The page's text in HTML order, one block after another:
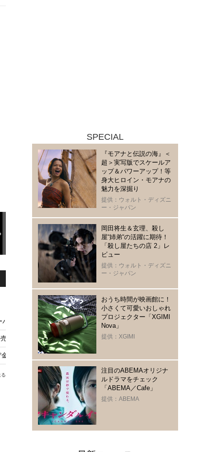
ッグ＆ソックスなどが発売
かぼちゃやバックビークをデザイン【メイキング・オブ・ハリー・ポッ
箱に!?「Afternoon Tea LIVING」7月22日から発売開始
SPECIAL
『モアナと伝説の海』＜
超＞実写版でスケールア
ップ＆パワーアップ！等
身大ヒロイン・モアナの
魅力を深掘り
提供：ウォルト・ディズニ
ー・ジャパン
岡田将生＆玄理、殺し
屋“姉弟“の活躍に期待！
「殺し屋たちの店 2」レ
ビュー
提供：ウォルト・ディズニ
ー・ジャパン
おうち時間が映画館に！
小さくて可愛いおしゃれ
プロジェクター「XGIMI
Nova」
提供：XGIMI
注目のABEMAオリジナ
ルドラマをチェック
「ABEMA／Cafe」
提供：ABEMA